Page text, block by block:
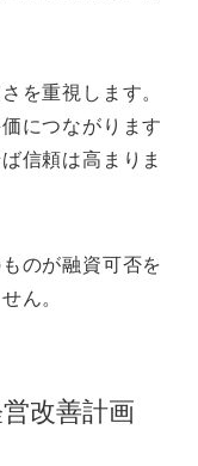
を重視します。
につながります
信頼は高まりま
のが融資可否を
ん。
改善計画